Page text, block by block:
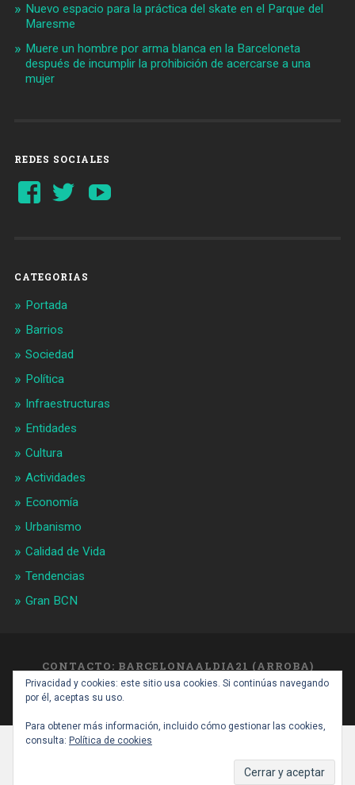
Nuevo espacio para la práctica del skate en el Parque del
Maresme
Muere un hombre por arma blanca en la Barceloneta
después de incumplir la prohibición de acercarse a una
mujer
REDES SOCIALES
Ver
perfil
Ver
perfil
CATEGORIAS
Portada
Barrios
Sociedad
Política
Infraestructuras
Entidades
Cultura
Actividades
Economía
Urbanismo
Calidad de Vida
Tendencias
Gran BCN
CONTACTO: BARCELONAALDIA21 (ARROBA)
GMAIL.COM
Privacidad y cookies: este sitio usa cookies. Si continúas navegando
por él, aceptas su uso.
Para obtener más información, incluido cómo gestionar las cookies,
consulta: Política de cookies